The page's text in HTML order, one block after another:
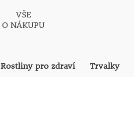
VŠE
O NÁKUPU
Rostliny pro zdraví Trvalky